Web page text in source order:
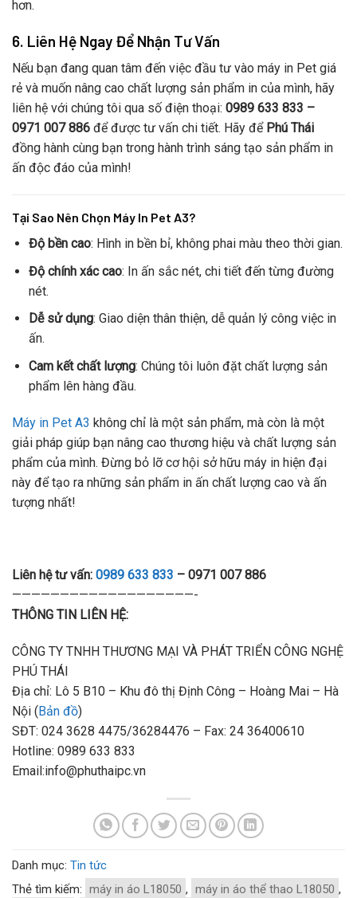
hơn.
6. Liên Hệ Ngay Để Nhận Tư Vấn
Nếu bạn đang quan tâm đến việc đầu tư vào máy in Pet giá
rẻ và muốn nâng cao chất lượng sản phẩm in của mình, hãy
liên hệ với chúng tôi qua số điện thoại: 0989 633 833 –
0971 007 886 để được tư vấn chi tiết. Hãy để Phú Thái
đồng hành cùng bạn trong hành trình sáng tạo sản phẩm in
ấn độc đáo của mình!
Tại Sao Nên Chọn Máy In Pet A3?
Độ bền cao: Hình in bền bỉ, không phai màu theo thời gian.
Độ chính xác cao: In ấn sắc nét, chi tiết đến từng đường
nét.
Dễ sử dụng: Giao diện thân thiện, dễ quản lý công việc in
ấn.
Cam kết chất lượng: Chúng tôi luôn đặt chất lượng sản
phẩm lên hàng đầu.
Máy in Pet A3 không chỉ là một sản phẩm, mà còn là một
giải pháp giúp bạn nâng cao thương hiệu và chất lượng sản
phẩm của mình. Đừng bỏ lỡ cơ hội sở hữu máy in hiện đại
này để tạo ra những sản phẩm in ấn chất lượng cao và ấn
tượng nhất!
Liên hệ tư vấn: 0989 633 833 – 0971 007 886
———————————————————-
THÔNG TIN LIÊN HỆ:
CÔNG TY TNHH THƯƠNG MẠI VÀ PHÁT TRIỂN CÔNG NGHỆ
PHÚ THÁI
Địa chỉ: Lô 5 B10 – Khu đô thị Định Công – Hoàng Mai – Hà
Nội (Bản đồ)
SĐT: 024 3628 4475/36284476 – Fax: 24 36400610
Hotline: 0989 633 833
Email:info@phuthaipc.vn
Danh mục: Tin tức
Thẻ tìm kiếm: máy in áo L18050 , máy in áo thể thao L18050 ,